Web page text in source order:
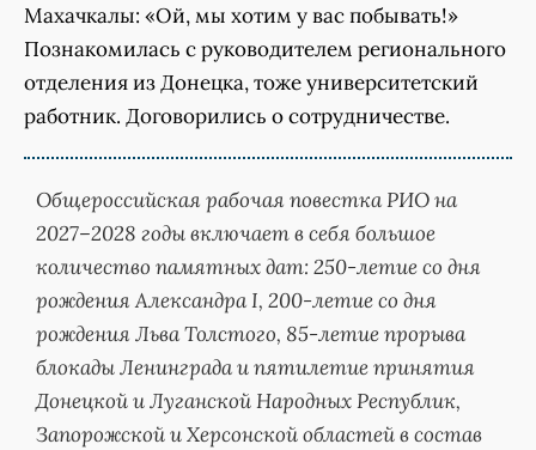
Махачкалы: «Ой, мы хотим у вас побывать!»
Познакомилась с руководителем регионального
отделения из Донецка, тоже университетский
работник. Договорились о сотрудничестве.
Общероссийская рабочая повестка РИО на
2027–2028 годы включает в себя большое
количество памятных дат: 250-летие со дня
рождения Александра I, 200-летие со дня
рождения Льва Толстого, 85-летие прорыва
блокады Ленинграда и пятилетие принятия
Донецкой и Луганской Народных Республик,
Запорожской и Херсонской областей в состав